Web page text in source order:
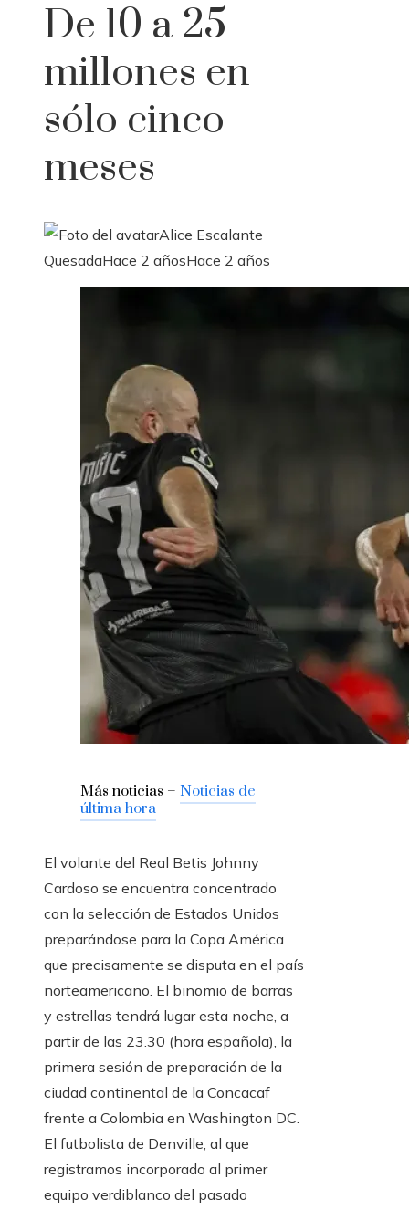
De 10 a 25
millones en
sólo cinco
meses
Alice Escalante
QuesadaHace 2 añosHace 2 años
Más noticias – Noticias de
última hora
El volante del Real Betis Johnny
Cardoso se encuentra concentrado
con la selección de Estados Unidos
preparándose para la Copa América
que precisamente se disputa en el país
norteamericano. El binomio de barras
y estrellas tendrá lugar esta noche, a
partir de las 23.30 (hora española), la
primera sesión de preparación de la
ciudad continental de la Concacaf
frente a Colombia en Washington DC.
El futbolista de Denville, al que
registramos incorporado al primer
equipo verdiblanco del pasado